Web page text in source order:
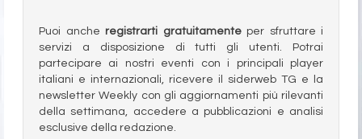
Puoi anche registrarti gratuitamenteper sfruttare i
servizi a disposizione di tutti gli utenti. Potrai
partecipare ai nostri eventi con i principali player
italiani e internazionali, ricevere il siderweb TG e la
newsletter Weekly con gli aggiornamenti più rilevanti
della settimana, accedere a pubblicazioni e analisi
esclusive della redazione.